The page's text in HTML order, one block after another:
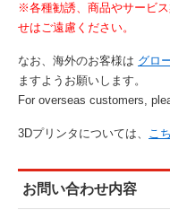
※各種勧誘、商品やサービ
せはご遠慮ください。
なお、海外のお客様は グロ
ますようお願いします。
For overseas customers,
3Dプリンタについては、 こ
お問い合わせ内容